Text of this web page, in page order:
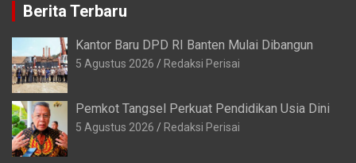
Berita Terbaru
Kantor Baru DPD RI Banten Mulai Dibangun
5 Agustus 2026 Redaksi Perisai
Pemkot Tangsel Perkuat Pendidikan Usia Dini
5 Agustus 2026 Redaksi Perisai